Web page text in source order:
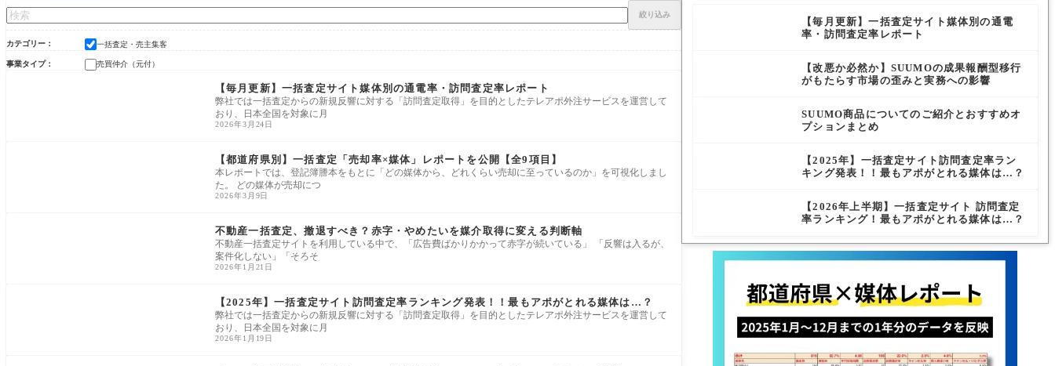
絞り込み
カテゴリー 一括査定・売主集客
事業タイプ 売買仲介（元付）
一括査定・売主集客
【毎月更新】一括査定サイト媒体別の通電率・訪問査定率レポート
弊社では一括査定からの新規反響に対する「訪問査定取得」を目的としたテレアポ外注サービスを運営して
おり、日本全国を対象に月
2026年3月24日
【都道府県別】一括査定「売却率×媒体」レポートを公開【全9項目】
本レポートでは、登記簿謄本をもとに「どの媒体から、どれくらい売却に至っているのか」を可視化しまし
た。 どの媒体が売却につ
2026年3月9日
不動産一括査定、撤退すべき？赤字・やめたいを媒介取得に変える判断軸
不動産一括査定サイトを利用している中で、「広告費ばかりかかって赤字が続いている」 「反響は入るが、
案件化しない」「そろそ
2026年1月21日
【2025年】一括査定サイト訪問査定率ランキング発表！！最もアポがとれる媒体は…？
弊社では一括査定からの新規反響に対する「訪問査定取得」を目的としたテレアポ外注サービスを運営して
おり、日本全国を対象に月
2026年1月19日
【毎月更新】一括査定サイト媒体別の通電
率・訪問査定率レポート
【改悪か必然か】SUUMOの成果報酬型移行
がもたらす市場の歪みと実務への影響
SUUMO商品についてのご紹介とおすすめオ
プションまとめ
【2025年】一括査定サイト訪問査定率ラン
キング発表！！最もアポがとれる媒体は…？
【2026年上半期】一括査定サイト 訪問査定
率ランキング！最もアポがとれる媒体は…？